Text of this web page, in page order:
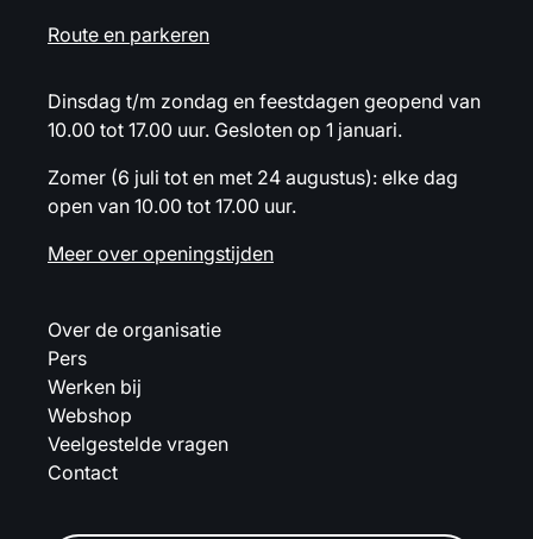
Route en parkeren
Dinsdag t/m zondag en feestdagen geopend van
10.00 tot 17.00 uur. Gesloten op 1 januari.
Zomer (6 juli tot en met 24 augustus): elke dag
open van 10.00 tot 17.00 uur.
Meer over openingstijden
Over de organisatie
Pers
Werken bij
Webshop
Veelgestelde vragen
Contact